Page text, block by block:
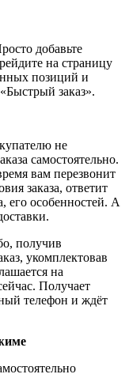
добавьте
на страницу
позиций и
заказ».
не
самостоятельно.
вам перезвонит
заказа, ответит
его особенностей. А
получив
укомплектовав
на
Получает
телефон и ждёт